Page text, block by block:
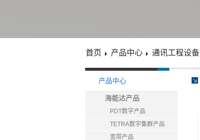
产品中心
海能达产品
PDT数字产品
TETRA数字集群产品
宽带产品
首页 产品中心 通讯工程设备